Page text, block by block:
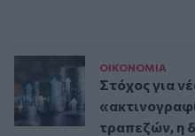
ΟΙΚΟΝΟΜΙΑ
Στόχος για
τραπεζών, η